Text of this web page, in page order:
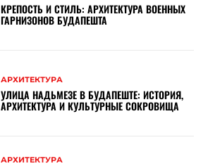
КРЕПОСТЬ И СТИЛЬ: АРХИТЕКТУРА ВОЕННЫХ
ГАРНИЗОНОВ БУДАПЕШТА
АРХИТЕКТУРА
УЛИЦА НАДЬМЕЗЕ В БУДАПЕШТЕ: ИСТОРИЯ,
АРХИТЕКТУРА И КУЛЬТУРНЫЕ СОКРОВИЩА
АРХИТЕКТУРА